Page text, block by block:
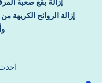
إزالة بقع صعبة
إزالة الروائح